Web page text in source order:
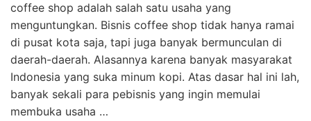
coffee shop adalah salah satu usaha yang
menguntungkan. Bisnis coffee shop tidak hanya ramai
di pusat kota saja, tapi juga banyak bermunculan di
daerah-daerah. Alasannya karena banyak masyarakat
Indonesia yang suka minum kopi. Atas dasar hal ini lah,
banyak sekali para pebisnis yang ingin memulai
membuka usaha …